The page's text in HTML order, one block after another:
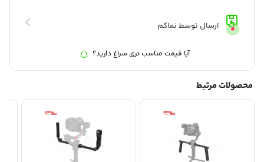
Sony a7S III یا Canon R5 با یک لنز زوم 24-70 مناسب است.
یا کارت حافظه، نیازی به متعادل کردن مجدد RS 3 نیست.
ارسال توسط نماکم
آیا قیمت مناسب تری سراغ دارید؟
محصولات مرتبط